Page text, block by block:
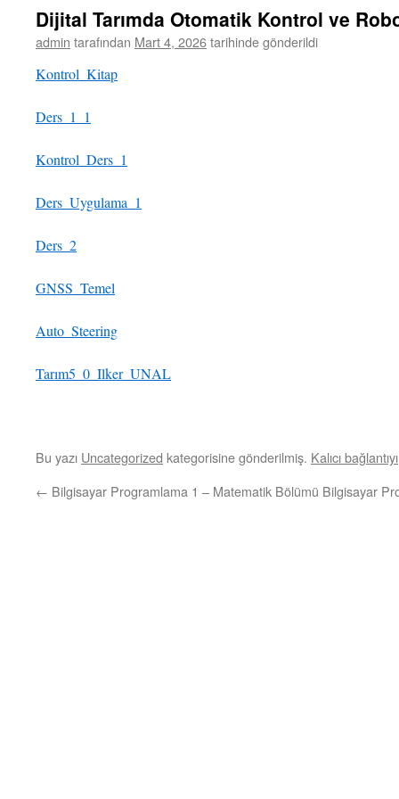
Dijital Tarımda Otomatik Kontrol ve
admin tarafından Mart 4, 2026tarihinde gönderildi
Kontrol_Kitap
Ders_1_1
Kontrol_Ders_1
Ders_Uygulama_1
Ders_2
GNSS_Temel
Auto_Steering
Tarım5_0_Ilker_UNAL
Bu yazı Uncategorized kategorisine gönderilmiş. Kalıcı bağlantıyı
← Bilgisayar Programlama 1 – Matematik Bölümü Bilgisayar